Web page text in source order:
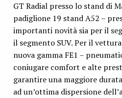
GT Radial presso lo stand di
padiglione 19 stand A52 –
importanti novità sia per il
il segmento SUV. Per il
nuova gamma FE1 –
coniugare comfort e alte
garantire una maggiore
ad un’ottima dispersione